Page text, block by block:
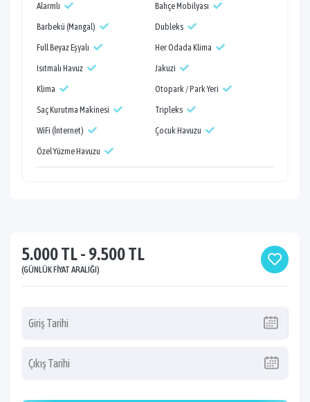
Alarmlı
Bahçe Mobilyası
Barbekü (Mangal)
Dubleks
Full Beyaz Eşyalı
Her Odada Klima
Isıtmalı Havuz
Jakuzi
Klima
Otopark / Park Yeri
Saç Kurutma Makinesi
Tripleks
WiFi (İnternet)
Çocuk Havuzu
Özel Yüzme Havuzu
5.000 TL - 9.500 TL
(GÜNLÜK FIYAT ARALIĞI)